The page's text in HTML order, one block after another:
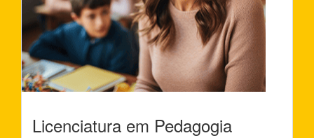
Licenciatura em Pedagogia